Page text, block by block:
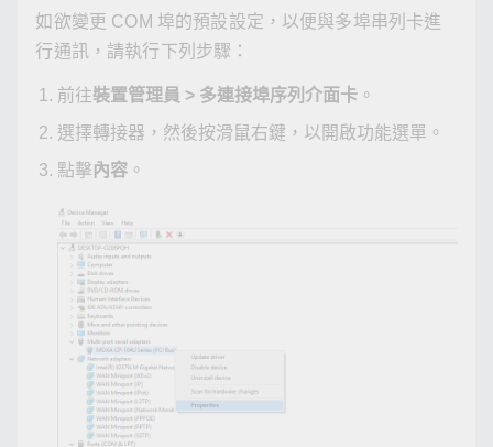
如欲變更 COM 埠的預設設定，以便與多埠串列卡進
行通訊，請執行下列步驟：
前往裝置管理員 > 多連接埠序列介面卡 。
選擇轉接器，然後按滑鼠右鍵，以開啟功能選單。
點擊內容 。